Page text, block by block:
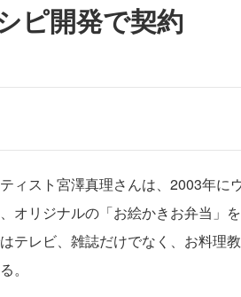
ピ開発で契約
ィスト宮澤真理さんは、2003年に
オリジナルの「お絵かきお弁当」
テレビ、雑誌だけでなく、お料理
。